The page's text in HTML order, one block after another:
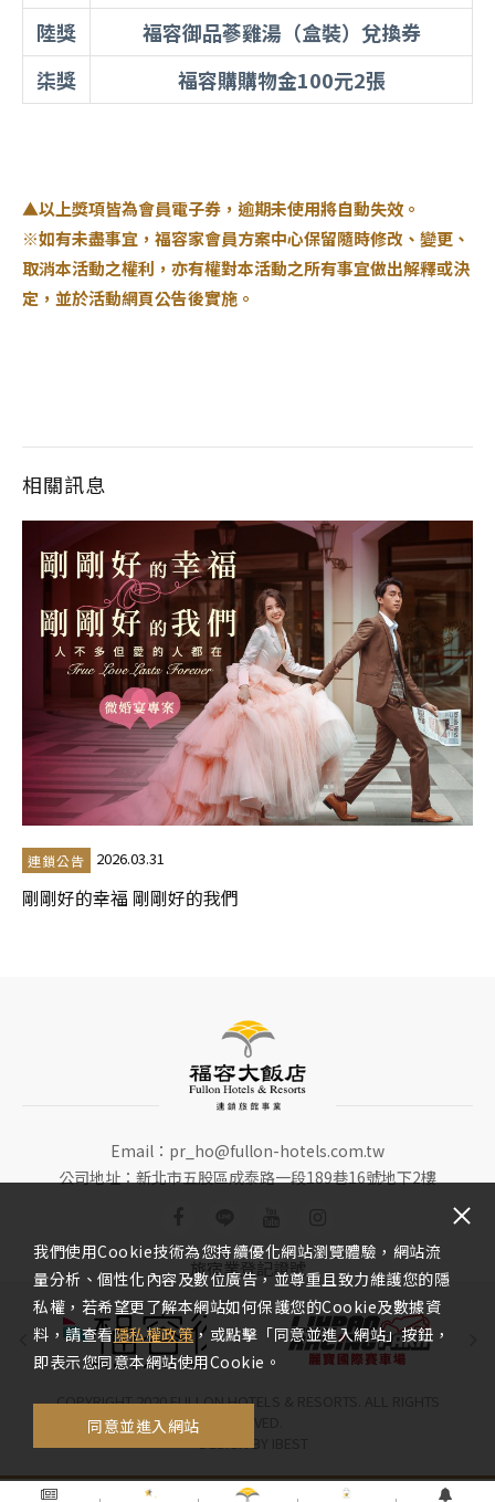
陸獎
福容御品蔘雞湯（盒裝）兌換券
柒獎
福容購購物金100元2張
▲以上獎項皆為會員電子券，逾期未使用將自動失效。
※如有未盡事宜，福容家會員方案中心保留隨時修改、變更、
取消本活動之權利，亦有權對本活動之所有事宜做出解釋或決
定，並於活動網頁公告後實施。
相關訊息
連鎖公告 2026.03.31
剛剛好的幸福 剛剛好的我們
Email： pr_ho@fullon-hotels.com.tw
公司地址：新北市五股區成泰路一段189巷16號地下2樓
旅宿業登記證號
COPYRIGHT 2020 FULLON HOTELS & RESORTS. ALL RIGHTS
我們使用Cookie技術為您持續優化網站瀏覽體驗，網站流
量分析、個性化內容及數位廣告，並尊重且致力維護您的隱
私權，若希望更了解本網站如何保護您的Cookie及數據資
料，請查看隱私權政策，或點擊「同意並進入網站」按鈕，
即表示您同意本網站使用Cookie。
同意並進入網站